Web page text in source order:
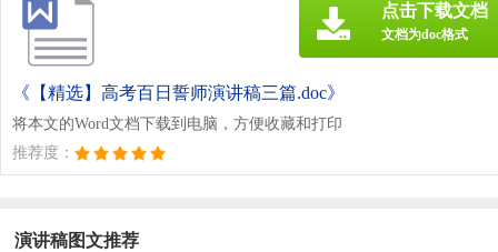
《【精选】高考百日誓师演讲稿三篇.doc》
将本文的Word文档下载到电脑，方便收藏和打印
推荐度：
点击下载文档
文档为doc格式
演讲稿图文推荐